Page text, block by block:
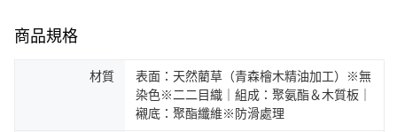
商品規格
材質
表面：天然藺草（青森檜木精油加工）※無
染色※二二目織｜組成：聚氨酯＆木質板｜
襯底：聚酯纖維※防滑處理